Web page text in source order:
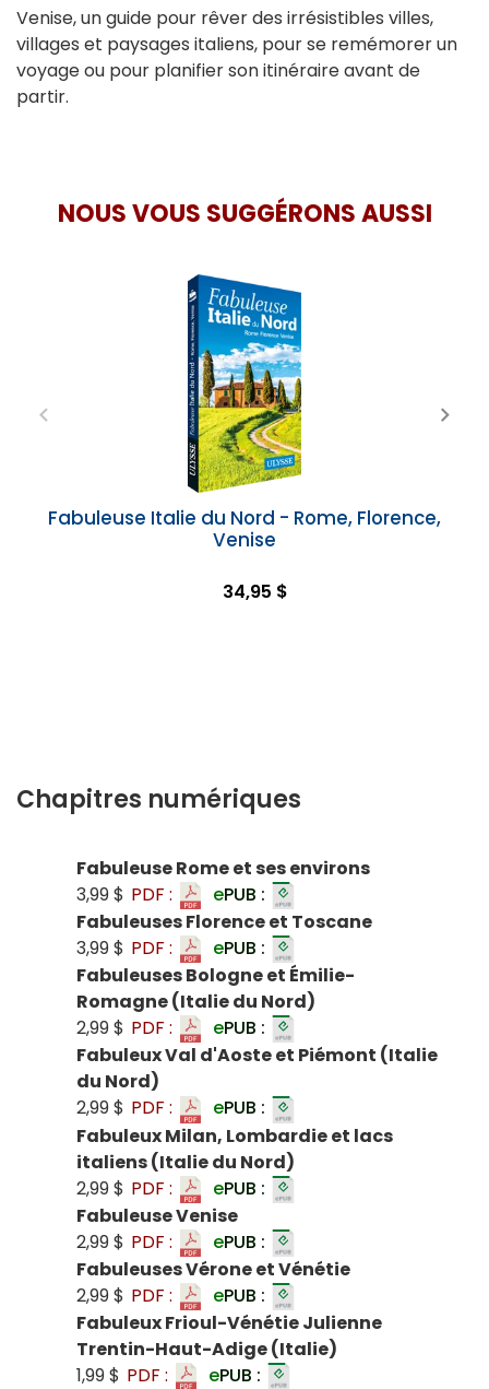
Venise, un guide pour rêver des irrésistibles villes,
villages et paysages italiens, pour se remémorer un
voyage ou pour planifier son itinéraire avant de
partir.
NOUS VOUS SUGGÉRONS AUSSI
Fabuleuse Italie du Nord - Rome, Florence,
Venise
34,95 $
Chapitres numériques
Fabuleuse Rome et ses environs
3,99 $ PDF : ePUB :
Fabuleuses Florence et Toscane
3,99 $ PDF : ePUB :
Fabuleuses Bologne et Émilie-
Romagne (Italie du Nord)
2,99 $ PDF : ePUB :
Fabuleux Val d'Aoste et Piémont (Italie
du Nord)
2,99 $ PDF : ePUB :
Fabuleux Milan, Lombardie et lacs
italiens (Italie du Nord)
2,99 $ PDF : ePUB :
Fabuleuse Venise
2,99 $ PDF : ePUB :
Fabuleuses Vérone et Vénétie
2,99 $ PDF : ePUB :
Fabuleux Frioul-Vénétie Julienne
Trentin-Haut-Adige (Italie)
1,99 $ PDF : ePUB :